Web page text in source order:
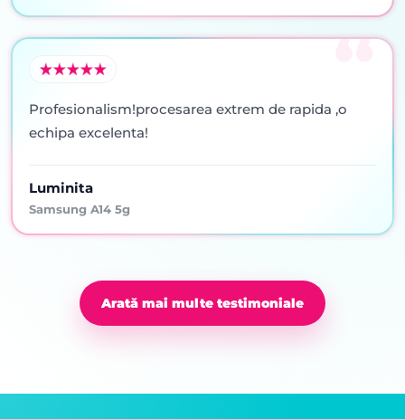
Profesionalism!procesarea extrem de rapida ,o
echipa excelenta!
Luminita
Samsung A14 5g
Arată mai multe testimoniale